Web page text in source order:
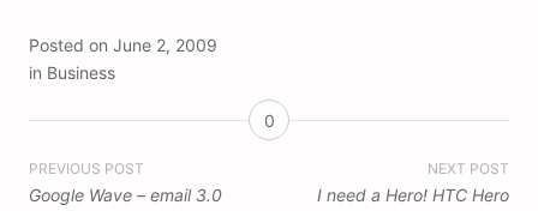
Posted on June 2, 2009
in Business
0
Post
navigation
PREVIOUS POST
Google Wave – email 3.0
NEXT POST
I need a Hero! HTC Hero